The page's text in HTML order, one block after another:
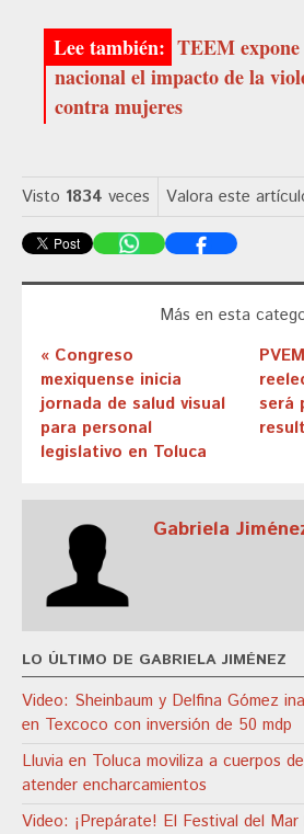
TEEM expone
nacional el impacto de la
contra mujeres
Visto 1834 veces Valora este
Más en esta
« Congreso
mexiquense inicia
jornada de salud visual
para personal
legislativo en Toluca
será
Gabriela
LO ÚLTIMO DE GABRIELA JIMÉNEZ
Video: Sheinbaum y Delfina Gómez
en Texcoco con inversión de 50 mdp
Lluvia en Toluca moviliza a cuerpos
atender encharcamientos
Video: ¡Prepárate! El Festival del